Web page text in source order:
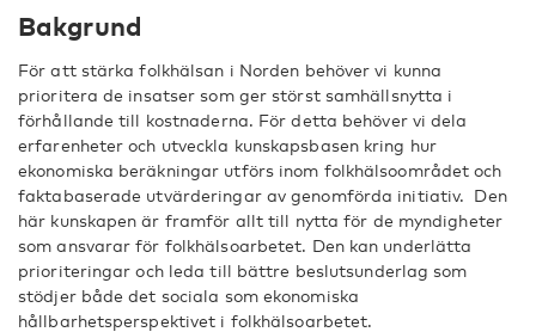
Bakgrund
För att stärka folkhälsan i Norden behöver vi kunna
prioritera de insatser som ger störst samhällsnytta i
förhållande till kostnaderna. För detta behöver vi dela
erfarenheter och utveckla kunskapsbasen kring hur
ekonomiska beräkningar utförs inom folkhälsoområdet och
faktabaserade utvärderingar av genomförda initiativ. Den
här kunskapen är framför allt till nytta för de myndigheter
som ansvarar för folkhälsoarbetet. Den kan underlätta
prioriteringar och leda till bättre beslutsunderlag som
stödjer både det sociala som ekonomiska
hållbarhetsperspektivet i folkhälsoarbetet.